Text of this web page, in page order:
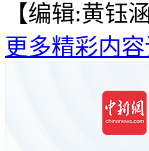
【编辑:黄钰涵
更多精彩内